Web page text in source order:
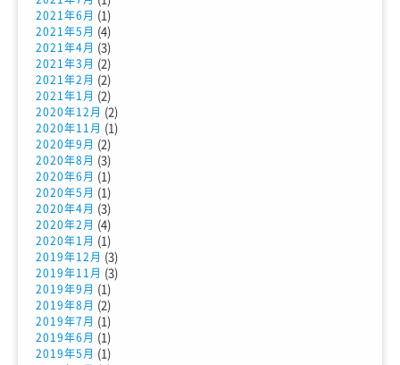
2021年6月 (1)
2021年5月 (4)
2021年4月 (3)
2021年3月 (2)
2021年2月 (2)
2021年1月 (2)
2020年12月 (2)
2020年11月 (1)
2020年9月 (2)
2020年8月 (3)
2020年6月 (1)
2020年5月 (1)
2020年4月 (3)
2020年2月 (4)
2020年1月 (1)
2019年12月 (3)
2019年11月 (3)
2019年9月 (1)
2019年8月 (2)
2019年7月 (1)
2019年6月 (1)
2019年5月 (1)